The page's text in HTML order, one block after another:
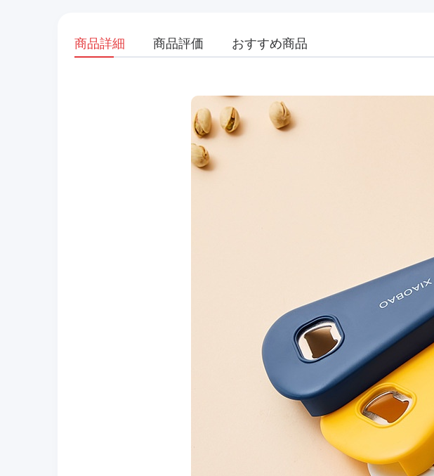
商品詳細 商品評価 おすすめ商品